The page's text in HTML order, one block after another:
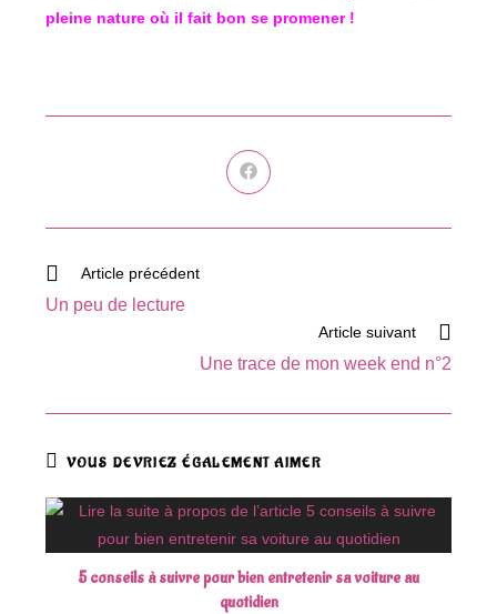
pleine nature où il fait bon se promener !
Ouvrir
dans
autre
Read
articles
Article précédent
Un peu de lecture
Article suivant
Une trace de mon week end n°2
VOUS DEVRIEZ ÉGALEMENT AIMER
5 conseils à suivre pour bien entretenir sa voiture au
quotidien